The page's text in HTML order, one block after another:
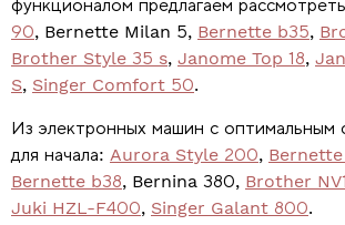
функционалом предлагаем
90, Bernette Milan 5, Bernette b35,
Brother Style 35 s, Janome Top 18,
S, Singer Comfort 50.
Из электронных машин с оптимальным
для начала: Aurora Style 200, Bernette
Bernette b38, Bernina 380, Brother
Juki HZL-F400, Singer Galant 800.